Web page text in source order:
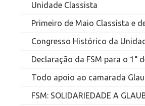
Unidade Classista
Primeiro de Maio Classista e
Congresso Histórico da
Declaração da FSM para o 1°
Todo apoio ao camarada
FSM: SOLIDARIEDADE A